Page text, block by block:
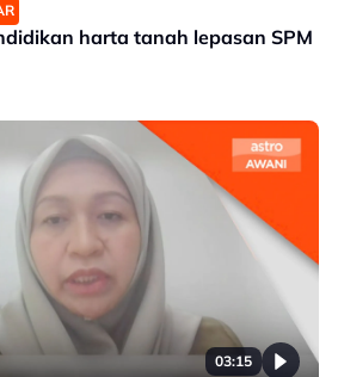
harta tanah lepasan SPM
03:15